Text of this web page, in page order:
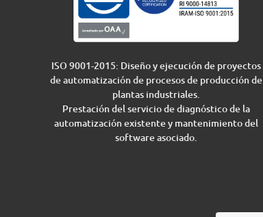
ISO 9001-2015: Diseño y ejecución de proyectos
de automatización de procesos de producción de
plantas industriales.
Prestación del servicio de diagnóstico de la
automatización existente y mantenimiento del
software asociado.